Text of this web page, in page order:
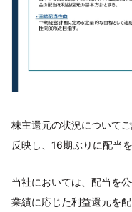
株主還元の状況について
反映し、16期ぶりに配当
当社においては、配当を
業績に応じた利益還元を